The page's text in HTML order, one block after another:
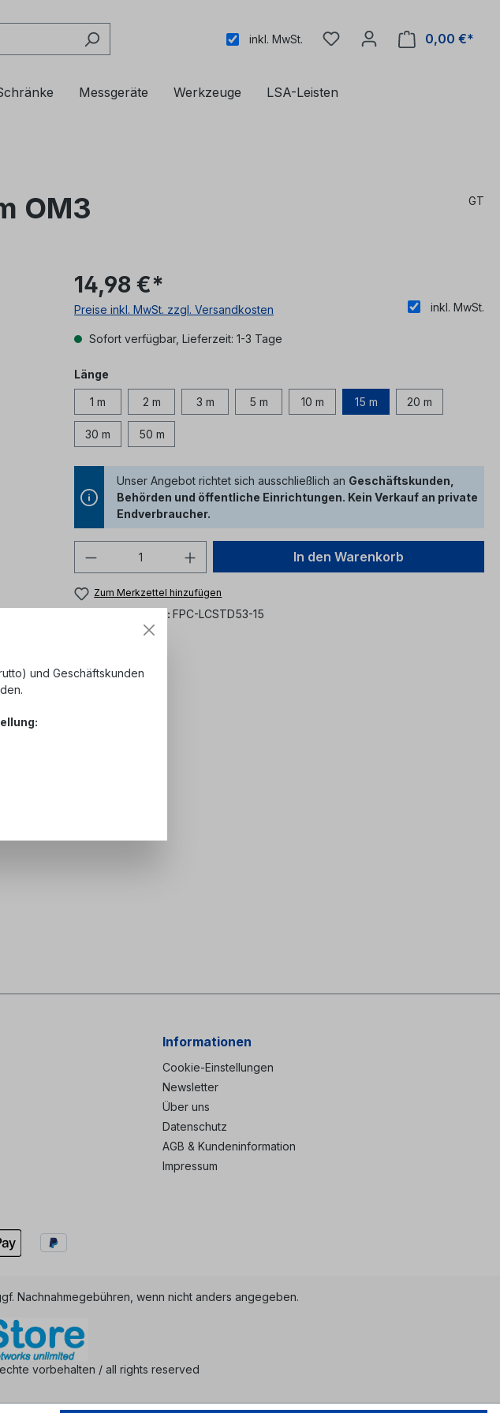
inkl. MwSt.
0,00 €*
Messgeräte Werkzeuge LSA-Leisten
OM3 GT
14,98 €*
inkl. MwSt.
Preise inkl. MwSt. zzgl. Versandkosten
Sofort verfügbar, Lieferzeit: 1-3 Tage
Länge
1 m 2 m 3 m 5 m 10 m 15 m 20 m
30 m 50 m
Unser Angebot richtet sich ausschließlich an Geschäftskunden,
Behörden und öffentliche Einrichtungen. Kein Verkauf an private
Endverbraucher.
Produkt Anzahl: Gib den gewünschten Wert
In den Warenkorb
Zum Merkzettel hinzufügen
Produktnummer: FPC-LCSTD53-15
Informationen
Cookie-Einstellungen
Newsletter
Über uns
Datenschutz
AGB & Kundeninformation
Impressum
Nachnahmegebühren, wenn nicht anders angegeben.
vorbehalten / all rights reserved
und Geschäftskunden